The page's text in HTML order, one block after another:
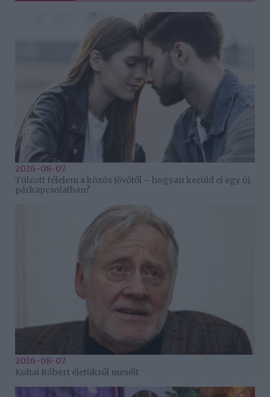
2026-08-07.
Túlzott félelem a közös jövőtől – hogyan kerüld el egy új
párkapcsolatban?
2026-08-07.
Koltai Róbert életükről mesélt